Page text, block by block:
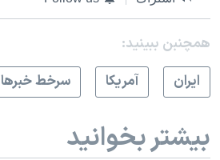
همچنبن ببینید:
ايران
آمريکا سرخط خبرها
بیشتر بخوانید